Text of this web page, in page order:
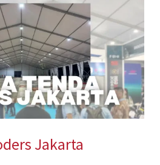
Jakarta